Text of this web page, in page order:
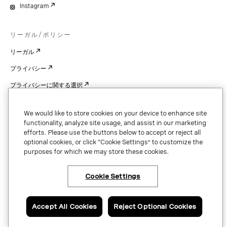
Copyright © 2026 Vonage. All rights reserved. VONAGE®, the V logo (
®),
and other Vonage marks are registered trademarks of Vonage or its affiliates
in the United States and other countries.
Instagram
リーガル/ポリシー
リーガル
プライバシー
プライバシーに関する選択
著作権
セキュリティと信頼
We would like to store cookies on your device to enhance site
functionality, analyze site usage, and assist in our marketing
efforts. Please use the buttons below to accept or reject all
optional cookies, or click “Cookie Settings” to customize the
purposes for which we may store these cookies.
Cookie Settings
Reject Optional Cookies
Accept All Cookies